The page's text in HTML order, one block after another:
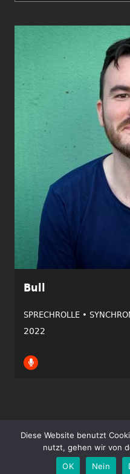
Bull
SPRECHROLLE •
2022
Copyright ©2026 Tim
Impressum
Diese Website benutzt
nutzt, gehen wir von
OK
Nein